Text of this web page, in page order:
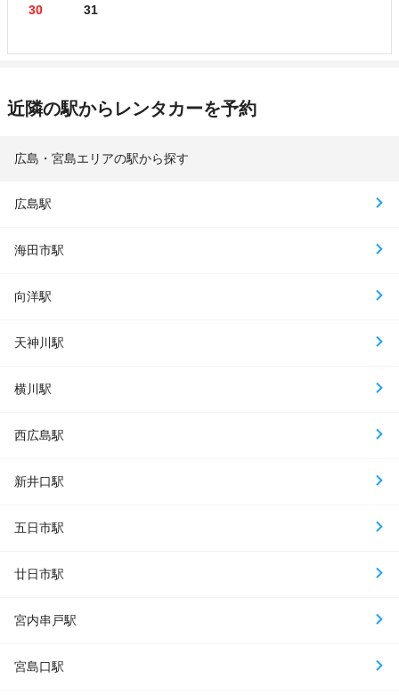
30 31
近隣の駅からレンタカーを予約
広島・宮島エリアの駅から探す
広島駅
海田市駅
向洋駅
天神川駅
横川駅
西広島駅
新井口駅
五日市駅
廿日市駅
宮内串戸駅
宮島口駅